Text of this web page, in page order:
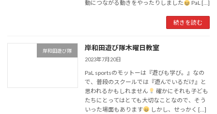
動につながる動きをやったりしました
PaL […]
続きを読む
岸和田遊び隊 岸和田遊び隊木曜日教室
2023年7月20日
PaL sportsのモットーは『遊びも学び。』なの
で、普段のスクールでは『遊んでいるだけ』と
思われるかもしれません
確かにそれも子ども
たちにとってはとても大切なことなので、そう
いった場面もあります
しかし、せっかく […]